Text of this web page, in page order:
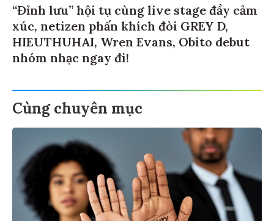
“Đỉnh lưu” hội tụ cùng live stage đầy cảm
xúc, netizen phấn khích đòi GREY D,
HIEUTHUHAI, Wren Evans, Obito debut
nhóm nhạc ngay đi!
Cùng chuyên mục